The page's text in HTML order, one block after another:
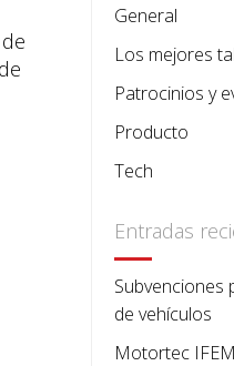
General
Los mejores
Patrocinios y
Producto
Tech
Entradas
Subvenciones
de vehículos
Motortec